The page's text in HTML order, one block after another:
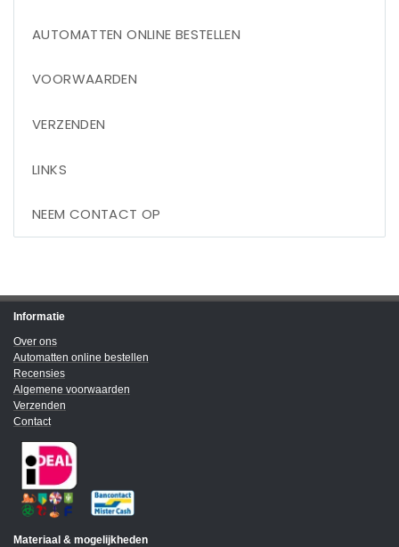
AUTOMATTEN ONLINE BESTELLEN
VOORWAARDEN
VERZENDEN
LINKS
NEEM CONTACT OP
Informatie
Over ons
Automatten online bestellen
Recensies
Algemene voorwaarden
Verzenden
Contact
Materiaal & mogelijkheden